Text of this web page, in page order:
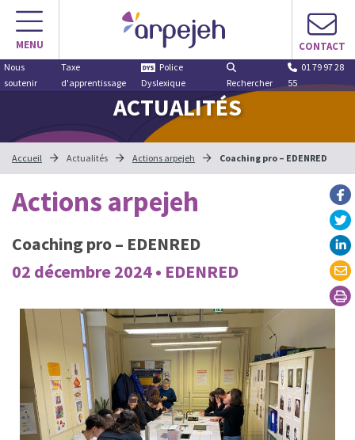
MENU CONTACT
Nous
soutenir
Taxe
d'apprentissage
Police
Dyslexique
Rechercher
01 79 97 28
55
ACTUALITÉS
Accueil Actualités Actions arpejeh Coaching pro – EDENRED
Actions arpejeh
Coaching pro – EDENRED
02 décembre 2024 • EDENRED